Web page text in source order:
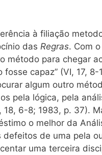
à filiação
das Regras. Com
método para chegar
fosse capaz” (VI, 17,
algum outro
pela lógica, pela
18, 6-8; 1983, p. 37).
o melhor da
de uma pela
uma terceira